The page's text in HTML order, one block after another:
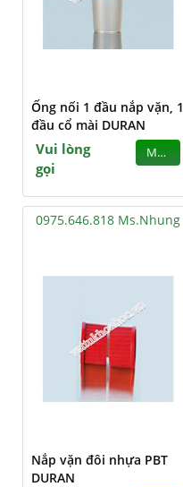
Ống nối 1 đầu nắp vặn, 1
đầu cổ mài DURAN
Vui lòng
gọi
MUA
0975.646.818 Ms.Nhung
Nắp vặn đôi nhựa PBT
DURAN